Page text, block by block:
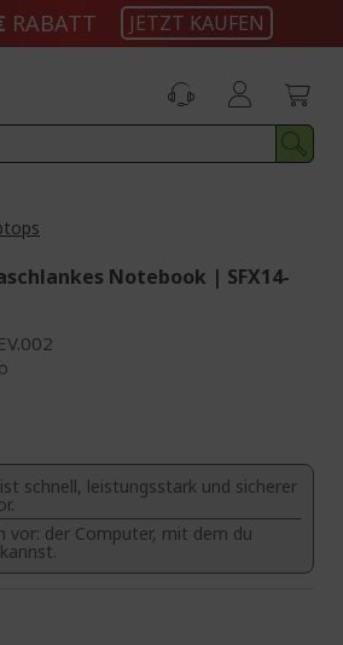
RABATT JETZT KAUFEN
Notebook | SFX14-
schnell, leistungsstark und sicherer
vor: der Computer, mit dem du